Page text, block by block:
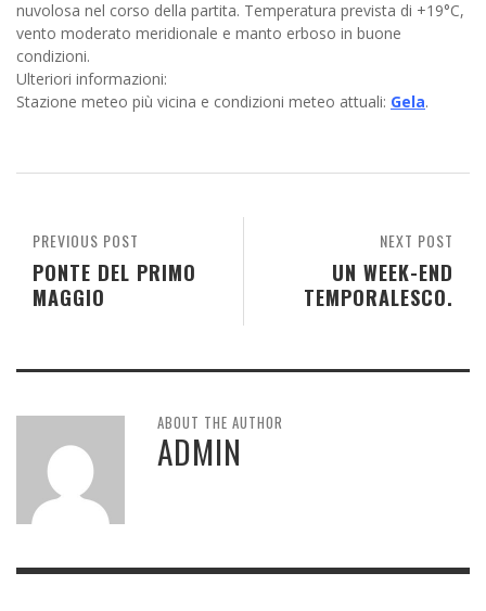
nuvolosa nel corso della partita. Temperatura prevista di +19°C,
vento moderato meridionale e manto erboso in buone
condizioni.
Ulteriori informazioni:
Stazione meteo più vicina e condizioni meteo attuali: Gela.
NEXT POST
UN WEEK-END
TEMPORALESCO.
PREVIOUS POST
PONTE DEL PRIMO
MAGGIO
ABOUT THE AUTHOR
ADMIN